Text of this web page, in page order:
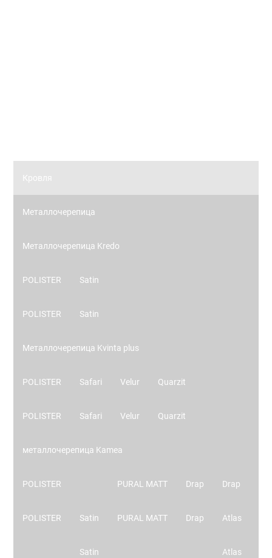
Кровля
Металлочерепица
Металлочерепица Kredo
POLISTER
POLISTER
Satin
Satin
Металлочерепица Kvinta plus
POLISTER
POLISTER
Safari
Safari
Velur
Velur
Quarzit
Quarzit
металлочерепица Kamea
POLISTER
POLISTER Satin
Satin
PURAL MATT
PURAL MATT
Drap
Drap
Drap
Atlas
Atlas